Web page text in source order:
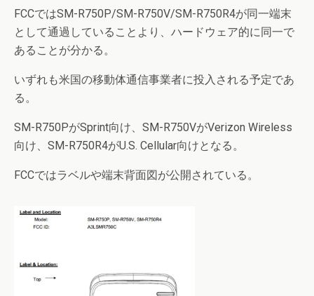
FCCではSM-R750P/SM-R750V/SM-R750R4が同一端末
として通過していることより、ハードウェア的に同一で
あることが分かる。
いずれも米国の移動体通信事業者に投入される予定であ
る。
SM-R750PがSprint向け、SM-R750VがVerizon Wireless
向け、SM-R750R4がU.S. Cellular向けとなる。
FCCではラベルや端末背面図が公開されている。